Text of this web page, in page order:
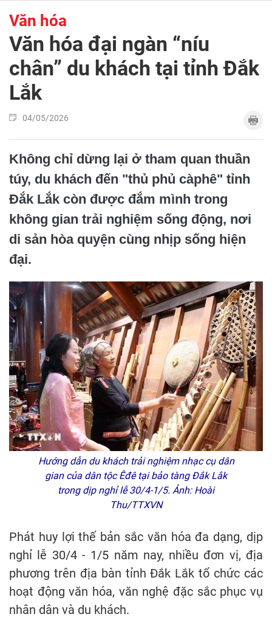
Văn hóa
Văn hóa đại ngàn “níu
chân” du khách tại tỉnh Đắk
Lắk
04/05/2026
Không chỉ dừng lại ở tham quan thuần
túy, du khách đến "thủ phủ càphê" tỉnh
Đắk Lắk còn được đắm mình trong
không gian trải nghiệm sống động, nơi
di sản hòa quyện cùng nhịp sống hiện
đại.
Hướng dẫn du khách trải nghiệm nhạc cụ dân
gian của dân tộc Êđê tại bảo tàng Đắk Lắk
trong dịp nghỉ lễ 30/4-1/5. Ảnh: Hoài
Thu/TTXVN
Phát huy lợi thế bản sắc văn hóa đa dạng, dịp
nghỉ lễ 30/4 - 1/5 năm nay, nhiều đơn vị, địa
phương trên địa bàn tỉnh Đắk Lắk tổ chức các
hoạt động văn hóa, văn nghệ đặc sắc phục vụ
nhân dân và du khách.